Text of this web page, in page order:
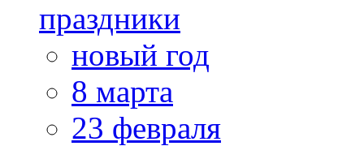
праздники
новый год
8 марта
23 февраля